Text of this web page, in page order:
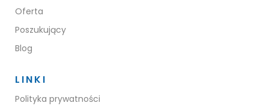
Oferta
Poszukujący
Blog
LINKI
Polityka prywatności